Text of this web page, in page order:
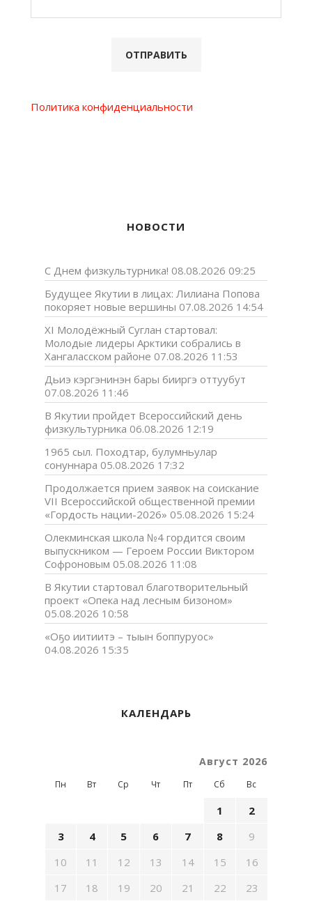
Политика конфиденциальности
НОВОСТИ
С Днем физкультурника! 08.08.2026 09:25
Будущее Якутии в лицах: Лилиана Попова
покоряет новые вершины 07.08.2026 14:54
XI Молодёжный Суглан стартовал:
Молодые лидеры Арктики собрались в
Хангаласском районе 07.08.2026 11:53
Дьиэ кэргэнинэн бары бииргэ оттуубут
07.08.2026 11:46
В Якутии пройдет Всероссийский день
физкультурника 06.08.2026 12:19
1965 сыл. Походтар, булумньулар
сонуннара 05.08.2026 17:32
Продолжается прием заявок на соискание
VII Всероссийской общественной премии
«Гордость нации-2026» 05.08.2026 15:24
Олекминская школа №4 гордится своим
выпускником — Героем России Виктором
Софроновым 05.08.2026 11:08
В Якутии стартовал благотворительный
проект «Опека над лесным бизоном»
05.08.2026 10:58
«Оҕо иитиитэ – тыын боппуруос»
04.08.2026 15:35
КАЛЕНДАРЬ
Август 2026
Пн Вт Ср Чт Пт Сб Вс
1
2
3
4 5 6 7 8
9
10
11 12 13 14 15
16
17
18 19 20 21 22
23